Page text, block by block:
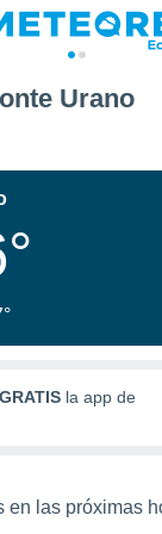
Urano
GRATIS la app de
en las próximas